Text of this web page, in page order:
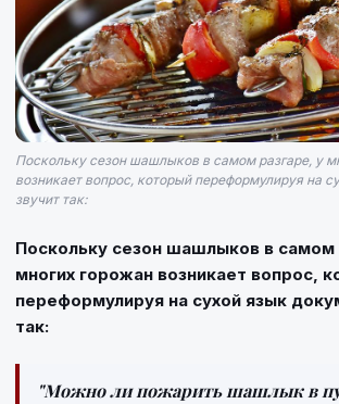
Поскольку сезон шашлыков в самом разгаре, у
возникает вопрос, который переформулируя на
звучит так:
Поскольку сезон шашлыков в самом
многих горожан возникает вопрос,
переформулируя на сухой язык
так:
"Можно ли пожарить шашлык в